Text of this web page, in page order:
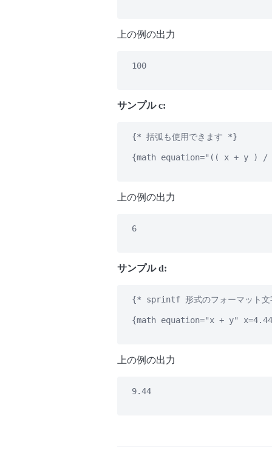
上の例の出力
   100
サンプル c:
   {* 括弧も使用できます *}
{math equation="(( x + y ) /
上の例の出力
   6
サンプル d:
{* sprintf 形式のフォーマット文
{math equation="x + y"
上の例の出力
   9.44